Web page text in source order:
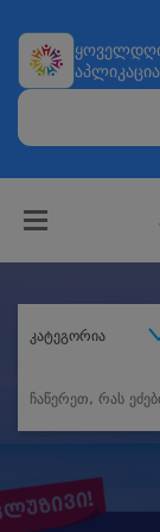
კატეგორია